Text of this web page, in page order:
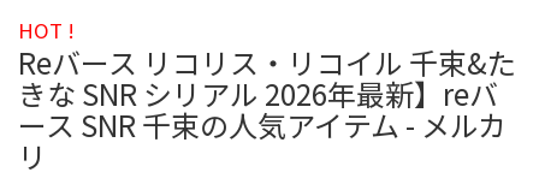
HOT !
Reバース リコリス・リコイル 千束&た
きな SNR シリアル 2026年最新】reバ
ース SNR 千束の人気アイテム - メルカ
リ